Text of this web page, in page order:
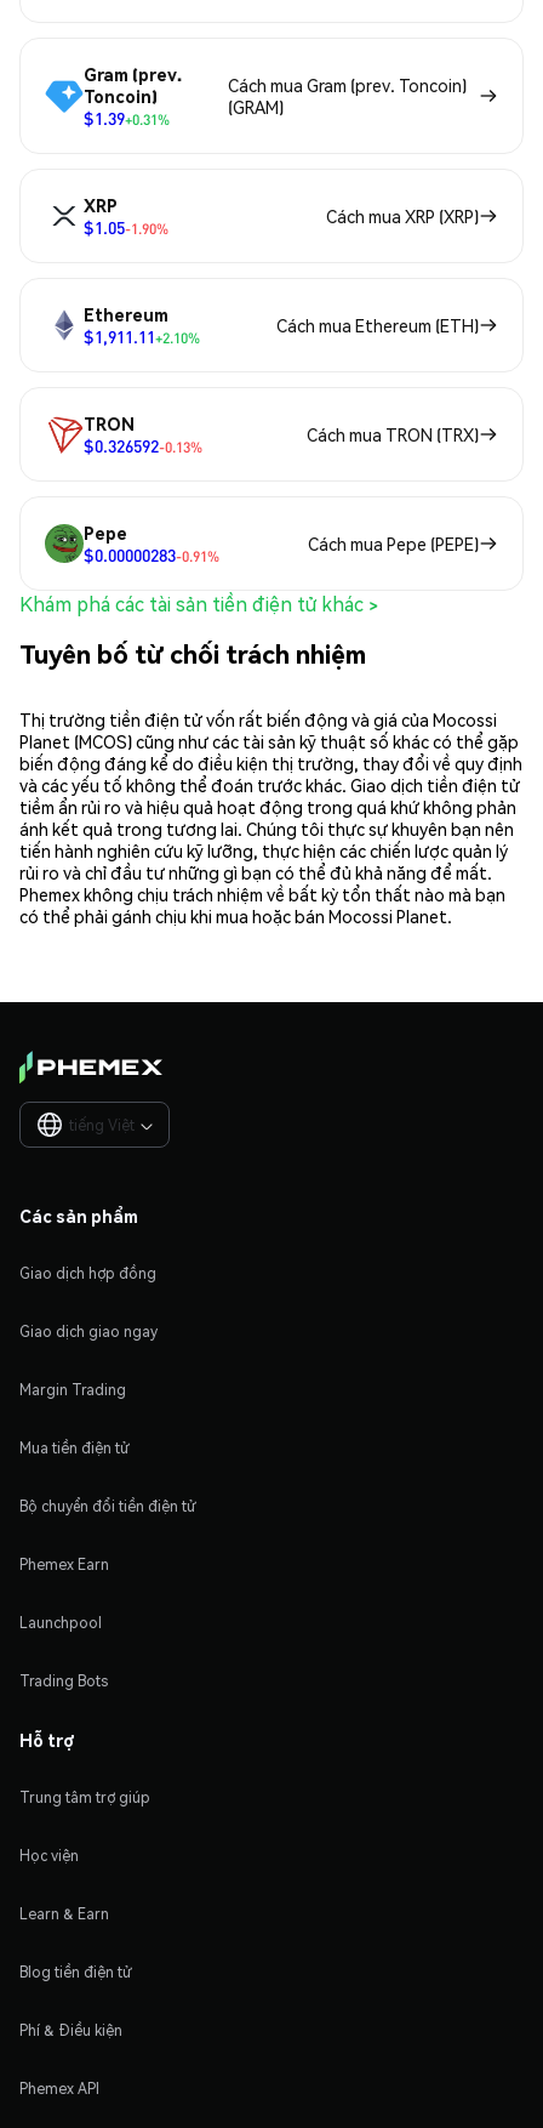
Gram (prev.
Toncoin)
$1.39+0.31%
Cách mua Gram (prev. Toncoin)
(GRAM)
XRP
$1.05-1.90%
Cách mua XRP (XRP)
Ethereum
$1,911.11+2.10%
Cách mua Ethereum (ETH)
TRON
$0.326592-0.13%
Cách mua TRON (TRX)
Pepe
$0.00000283-0.91%
Cách mua Pepe (PEPE)
Khám phá các tài sản tiền điện tử khác >
Tuyên bố từ chối trách nhiệm
Thị trường tiền điện tử vốn rất biến động và giá của Mocossi
Planet (MCOS) cũng như các tài sản kỹ thuật số khác có thể gặp
biến động đáng kể do điều kiện thị trường, thay đổi về quy định
và các yếu tố không thể đoán trước khác. Giao dịch tiền điện tử
tiềm ẩn rủi ro và hiệu quả hoạt động trong quá khứ không phản
ánh kết quả trong tương lai. Chúng tôi thực sự khuyên bạn nên
tiến hành nghiên cứu kỹ lưỡng, thực hiện các chiến lược quản lý
rủi ro và chỉ đầu tư những gì bạn có thể đủ khả năng để mất.
Phemex không chịu trách nhiệm về bất kỳ tổn thất nào mà bạn
có thể phải gánh chịu khi mua hoặc bán Mocossi Planet.
tiếng Việt 
Các sản phẩm
Giao dịch hợp đồng
Giao dịch giao ngay
Margin Trading
Mua tiền điện tử
Bộ chuyển đổi tiền điện tử
Phemex Earn
Launchpool
Trading Bots
Hỗ trợ
Trung tâm trợ giúp
Học viện
Learn & Earn
Blog tiền điện tử
Phí & Điều kiện
Phemex API